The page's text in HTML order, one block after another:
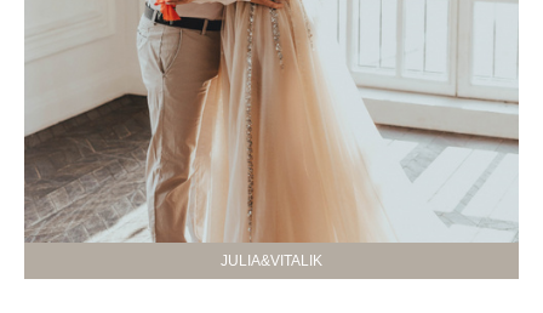
JULIA&VITALIK